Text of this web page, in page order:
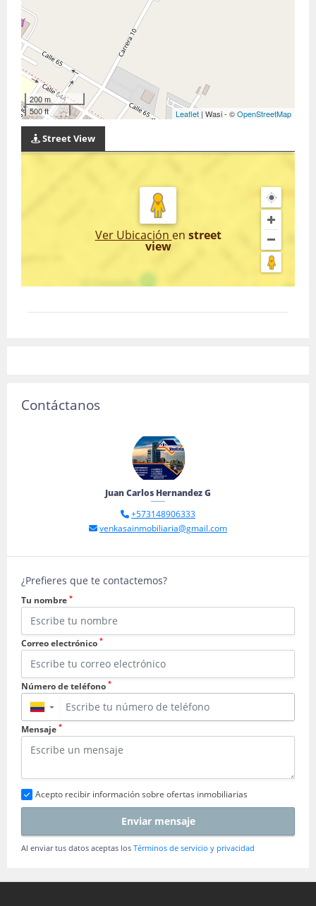
200 m
500 ft
Leaflet | Wasi - ©OpenStreetMap
Street View
Ver Ubicación en street
view
Contáctanos
Juan Carlos Hernandez G
+573148906333
venkasainmobiliaria@gmail.com
¿Prefieres que te contactemos?
Tu nombre *
Correo electrónico *
Número de teléfono *
▼
Mensaje *
Acepto recibir información sobre ofertas inmobiliarias
Enviar mensaje
Al enviar tus datos aceptas los Términos de servicio y privacidad